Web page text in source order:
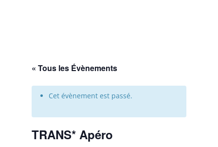
« Tous les Évènements
Cet évènement est passé.
TRANS* Apéro